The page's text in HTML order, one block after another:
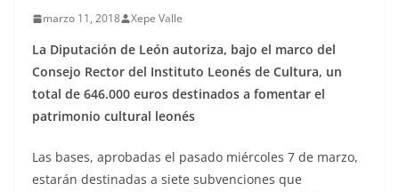
marzo 11, 2018 Xepe Valle
La Diputación de León autoriza, bajo el marco del
Consejo Rector del Instituto Leonés de Cultura, un
total de 646.000 euros destinados a fomentar el
patrimonio cultural leonés
Las bases, aprobadas el pasado miércoles 7 de marzo,
estarán destinadas a siete subvenciones que